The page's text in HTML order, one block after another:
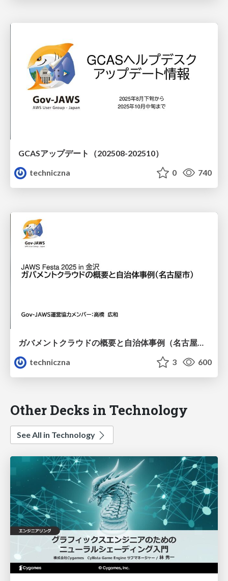
GCASアップデート（202508-202510）
techniczna
0 740
ガバメントクラウドの概要と自治体事例（名古屋市）
techniczna
3 600
Other Decks in Technology
See All in Technology